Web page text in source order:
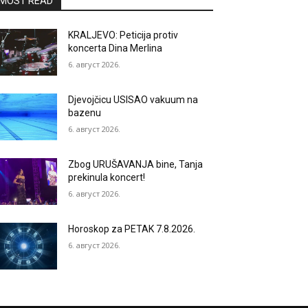
KRALJEVO: Peticija protiv
koncerta Dina Merlina
6. август 2026.
Djevojčicu USISAO vakuum na
bazenu
6. август 2026.
Zbog URUŠAVANJA bine, Tanja
prekinula koncert!
6. август 2026.
Horoskop za PETAK 7.8.2026.
6. август 2026.